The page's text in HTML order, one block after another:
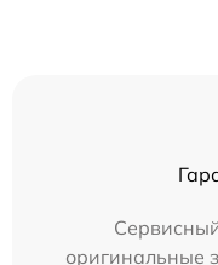
оригинальные